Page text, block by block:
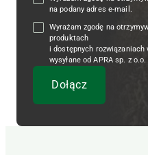
na podany adres e-mail.
Wyrażam zgodę na
produktach
i dostępnych
wysyłane od APRA sp. z